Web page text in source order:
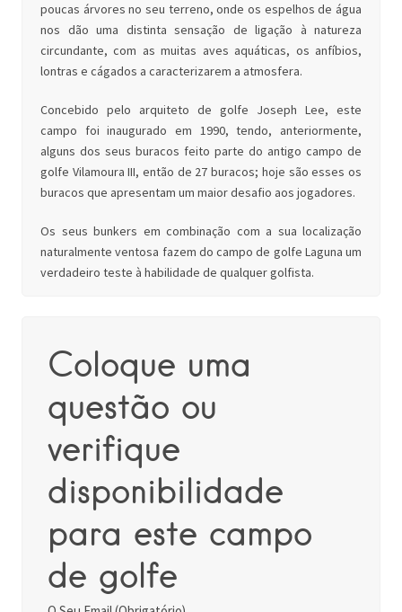
poucas árvores no seu terreno, onde os espelhos de água
nos dão uma distinta sensação de ligação à natureza
circundante, com as muitas aves aquáticas, os anfíbios,
lontras e cágados a caracterizarem a atmosfera.
Concebido pelo arquiteto de golfe Joseph Lee, este
campo foi inaugurado em 1990, tendo, anteriormente,
alguns dos seus buracos feito parte do antigo campo de
golfe Vilamoura III, então de 27 buracos; hoje são esses os
buracos que apresentam um maior desafio aos jogadores.
Os seus bunkers em combinação com a sua localização
naturalmente ventosa fazem do campo de golfe Laguna um
verdadeiro teste à habilidade de qualquer golfista.
Coloque uma
questão ou
verifique
disponibilidade
para este campo
de golfe